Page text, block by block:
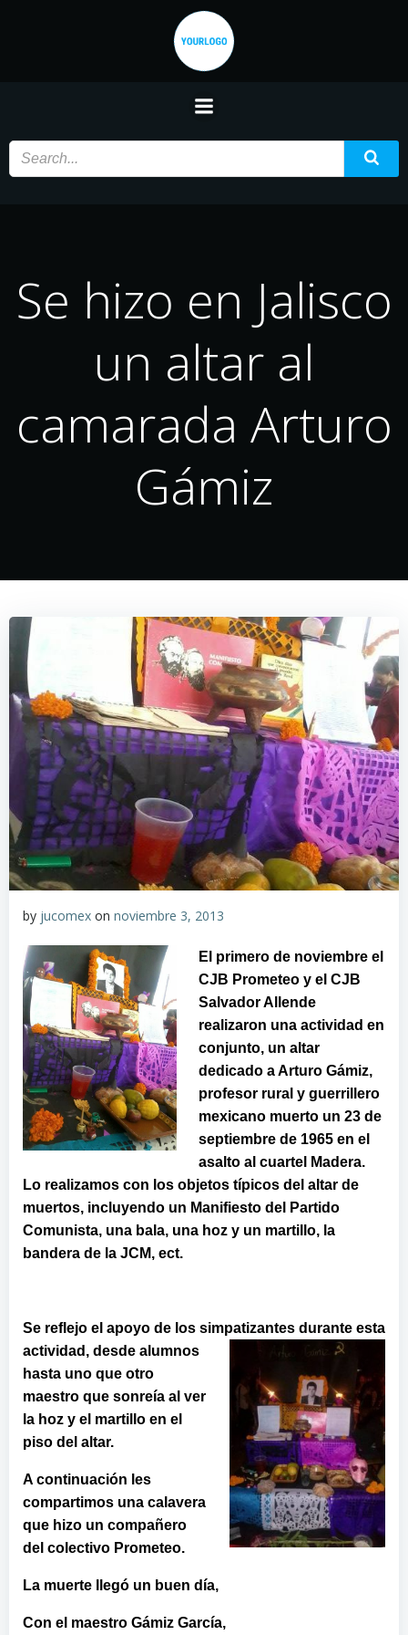
Saltar
contenido
Se hizo en Jalisco
un altar al
camarada Arturo
Gámiz
by jucomex on noviembre 3, 2013
El primero de noviembre el
CJB Prometeo y el CJB
Salvador Allende
realizaron una actividad en
conjunto, un altar
dedicado a Arturo Gámiz,
profesor rural y guerrillero
mexicano muerto un 23 de
septiembre de 1965 en el
asalto al cuartel Madera.
Lo realizamos con los objetos típicos del altar de
muertos, incluyendo un Manifiesto del Partido
Comunista, una bala, una hoz y un martillo, la
bandera de la JCM, ect.
Se reflejo el apoyo de los simpatizantes durante esta
actividad, desde alumnos
hasta uno que otro
maestro que sonreía al ver
la hoz y el martillo en el
piso del altar.
A continuación les
compartimos una calavera
que hizo un compañero
del colectivo Prometeo.
La muerte llegó un buen día,
Con el maestro Gámiz García,